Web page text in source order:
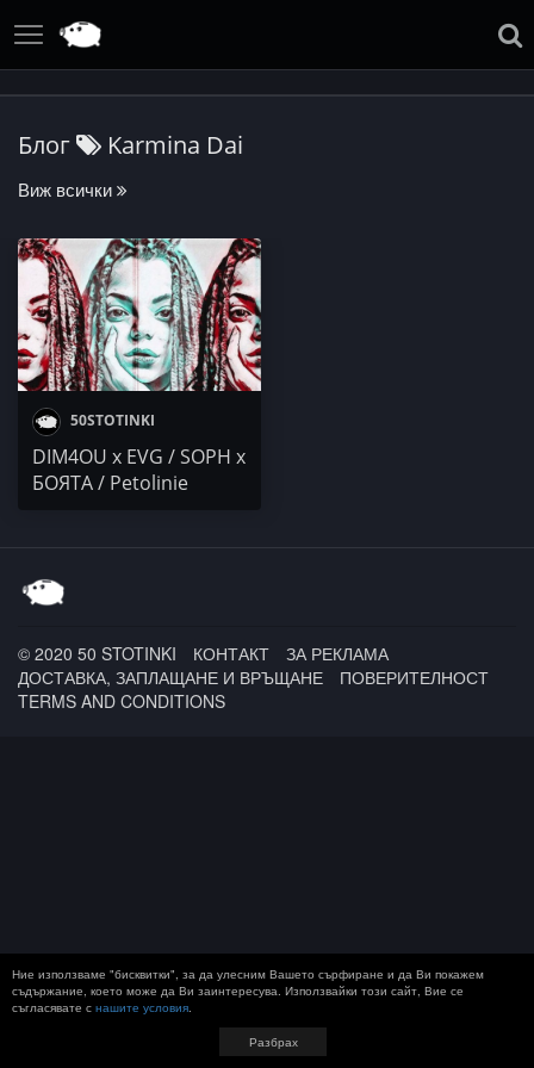
Блог Karmina Dai
Виж всички
50STOTINKI
DIM4OU x EVG / SOPH x
БОЯТА / Petolinie
Dutchican Soul feat. Mr.
V & Karmina Dai /
© 2020 50 STOTINKI КОНТАКТ
ЗА РЕКЛАМА
ДОСТАВКА, ЗАПЛАЩАНЕ И ВРЪЩАНЕ
ПОВЕРИТЕЛНОСТ
TERMS AND CONDITIONS
Ние използваме "бисквитки", за да улесним Вашето сърфиране и да Ви покажем
съдържание, което може да Ви заинтересува. Използвайки този сайт, Вие се
съгласявате с нашите условия.
Разбрах